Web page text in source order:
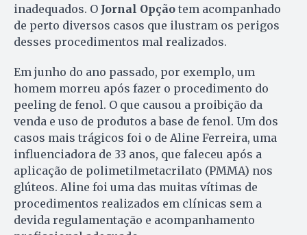
inadequados. O Jornal Opção tem acompanhado
de perto diversos casos que ilustram os perigos
desses procedimentos mal realizados.
Em junho do ano passado, por exemplo, um
homem morreu após fazer o procedimento do
peeling de fenol. O que causou a proibição da
venda e uso de produtos a base de fenol. Um dos
casos mais trágicos foi o de Aline Ferreira, uma
influenciadora de 33 anos, que faleceu após a
aplicação de polimetilmetacrilato (PMMA) nos
glúteos. Aline foi uma das muitas vítimas de
procedimentos realizados em clínicas sem a
devida regulamentação e acompanhamento